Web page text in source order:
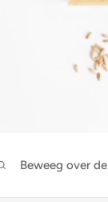
Beweeg over